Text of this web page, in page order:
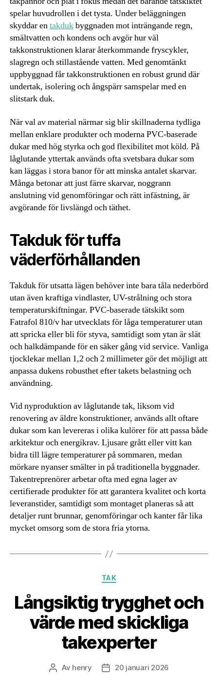
spelar huvudrollen i det tysta. Under beläggningen
skyddar entakdukbyggnaden mot inträngande regn,
smältvatten och kondens och avgör hur väl
takkonstruktionen klarar återkommande fryscykler,
slagregn och stillastående vatten. Med genomtänkt
uppbyggnad får takkonstruktionen en robust grund där
undertak, isolering och ångspärr samspelar med en
slitstark duk.
När val av material närmar sig blir skillnaderna tydliga
mellan enklare produkter och moderna PVC-baserade
dukar med hög styrka och god flexibilitet mot köld. På
låglutande yttertak används ofta svetsbara dukar som
kan läggas i stora banor för att minska antalet skarvar.
Många betonar att just färre skarvar, noggrann
anslutning vid genomföringar och rätt infästning, är
avgörande för livslängd och täthet.
Takduk för tuffa
väderförhållanden
Takduk för utsatta lägen behöver inte bara tåla nederbörd
utan även kraftiga vindlaster, UV-strålning och stora
temperaturskiftningar. PVC-baserade tätskikt som
Fatrafol 810/v har utvecklats för låga temperaturer utan
att spricka eller bli för styva, samtidigt som ytan är slät
och halkdämpande för en säker gång vid service. Vanliga
tjocklekar mellan 1,2 och 2 millimeter gör det möjligt att
anpassa dukens robusthet efter takets belastning och
användning.
Vid nyproduktion av låglutande tak, liksom vid
renovering av äldre konstruktioner, används allt oftare
dukar som kan levereras i olika kulörer för att passa både
arkitektur och energikrav. Ljusare grått eller vitt kan
bidra till lägre temperaturer på sommaren, medan
mörkare nyanser smälter in på traditionella byggnader.
Takentreprenörer arbetar ofta med egna lager av
certifierade produkter för att garantera kvalitet och korta
leveranstider, samtidigt som montaget planeras så att
detaljer runt brunnar, genomföringar och kanter får lika
mycket omsorg som de stora fria ytorna.
Kategorier
TAK
Långsiktig trygghet och
värde med skickliga
takexperter
Inläggsförfattare
Av henry Inläggsdatum
20 januari 2026